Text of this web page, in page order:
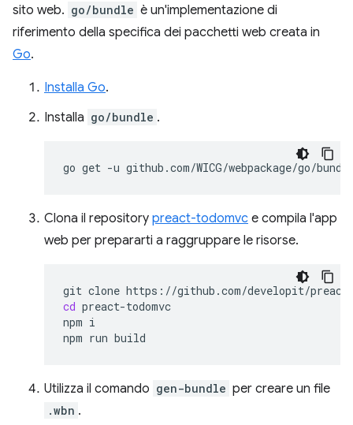
sito web. go/bundle è un'implementazione di
riferimento della specifica dei pacchetti web creata in
Go.
Installa Go.
Installa go/bundle .
go get -u
Clona il repository preact-todomvc e compila l'app
web per prepararti a raggruppare le risorse.
git clone
cd preact-todomvc
npm i
npm run
Utilizza il comando gen-bundle per creare un file
.wbn .